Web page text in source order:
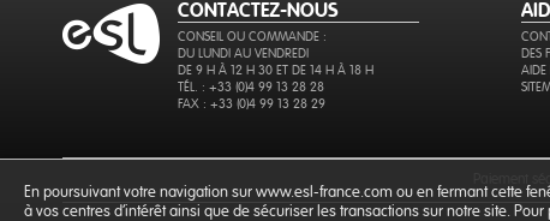
CONTACTEZ-NOUS
CONSEIL OU COMMANDE :
DU LUNDI AU VENDREDI
DE 9 H À 12 H 30 ET DE 14 H À 18 H
TÉL. : +33 (0)4 99 13 28 28
FAX : +33 (0)4 99 13 28 29
DES
AIDE
En poursuivant votre navigation sur www.esl-france.com ou en fermant cette
à vos centres d'intérêt ainsi que de sécuriser les transactions sur notre site.